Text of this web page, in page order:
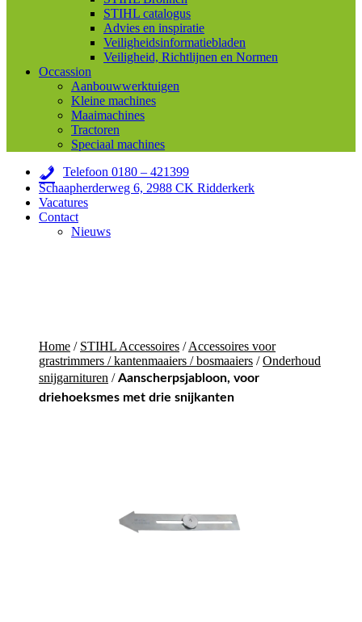
STIHL catalogus
Advies en inspiratie
Veiligheidsinformatiebladen
Veiligheid, Richtlijnen en Normen
Occassion
Aanbouwwerktuigen
Kleine machines
Maaimachines
Tractoren
Speciaal machines
Telefoon 0180 – 421399
Schaapherderweg 6, 2988 CK Ridderkerk
Vacatures
Contact
Nieuws
Home / STIHL Accessoires /Accessoires voor
grastrimmers / kantenmaaiers / bosmaaiers /Onderhoud
snijgarnituren /Aanscherpsjabloon, voor
driehoeksmes met drie snijkanten